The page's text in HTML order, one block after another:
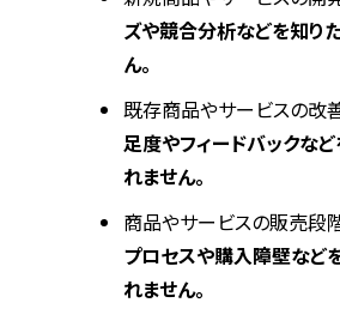
ズや競合分析などを知り
ん。
既存商品やサービスの
足度やフィードバックな
れません。
商品やサービスの販売
プロセスや購入障壁など
れません。